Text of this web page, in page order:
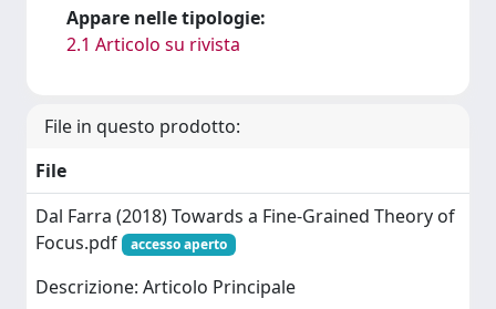
Appare nelle tipologie:
2.1 Articolo su rivista
File in questo prodotto:
File
Dal Farra (2018) Towards a Fine-Grained Theory of
Focus.pdf
accesso aperto
Descrizione: Articolo Principale